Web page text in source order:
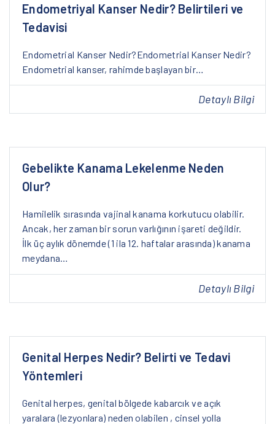
Endometriyal Kanser Nedir? Belirtileri ve
Tedavisi
Endometrial Kanser Nedir?Endometrial Kanser Nedir?
Endometrial kanser, rahimde başlayan bir…
Detaylı Bilgi
Gebelikte Kanama Lekelenme Neden
Olur?
Hamilelik sırasında vajinal kanama korkutucu olabilir.
Ancak, her zaman bir sorun varlığının işareti değildir.
İlk üç aylık dönemde (1 ila 12. haftalar arasında) kanama
meydana…
Detaylı Bilgi
Genital Herpes Nedir? Belirti ve Tedavi
Yöntemleri
Genital herpes, genital bölgede kabarcık ve açık
yaralara (lezyonlara) neden olabilen , cinsel yolla